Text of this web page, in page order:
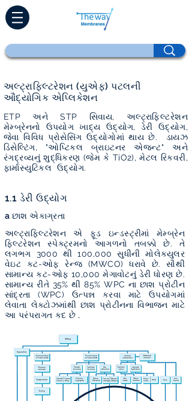
અલ્ટ્રાફિલ્ટરેશન (યુએફ) પટલની
ઔદ્યોગિક એપ્લિકેશન
ETP અને STP સિવાય, અલ્ટ્રાફિલ્ટરેશન
મેમ્બ્રેનનો ઉપયોગ ખાદ્ય ઉદ્યોગ, ડેરી ઉદ્યોગ,
જેવા વિવિધ પ્રોસેસિંગ ઉદ્યોગોમાં થાય છે. ડાયઝ
ડિસેલ્ટિંગ, "ઓપ્ટિકલ બ્રાઇટનર એજન્ટ" અને
રંગદ્રવ્યનું શુદ્ધિકરણ (જેમ કે TiO2), મેટલ રિકવરી,
ફાર્માસ્યુટિકલ ઉદ્યોગ.
1.1 ડેરી ઉદ્યોગ
a છાશ એકાગ્રતા
અલ્ટ્રાફિલ્ટરેશન એ ફૂડ ઇન્ડસ્ટ્રીમાં મેમ્બ્રેન
ફિલ્ટરેશન સ્પેક્ટ્રમનો આગળનો તબક્કો છે. તે
લગભગ 3000 થી 100,000 સુધીની મોલેક્યુલર
વેઇટ કટ-ઓફ રેન્જ (MWCO) ધરાવે છે. સૌથી
સામાન્ય કટ-ઓફ 10,000 મેગાવોટનું ડેરી ધોરણ છે.
સામાન્ય રીતે 35% થી 85% WPC ના છાશ પ્રોટીન
સાંદ્રતા (WPC) ઉત્પન્ન કરવા માટે ઉપયોગમાં
લેવાતા લેક્ટોઝમાંથી છાશ પ્રોટીનના વિભાજન માટે
આ પરંપરાગત કદ છે .